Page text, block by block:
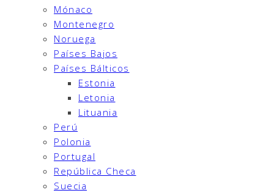
Mónaco
Montenegro
Noruega
Países Bajos
Países Bálticos
Estonia
Letonia
Lituania
Perú
Polonia
Portugal
República Checa
Suecia